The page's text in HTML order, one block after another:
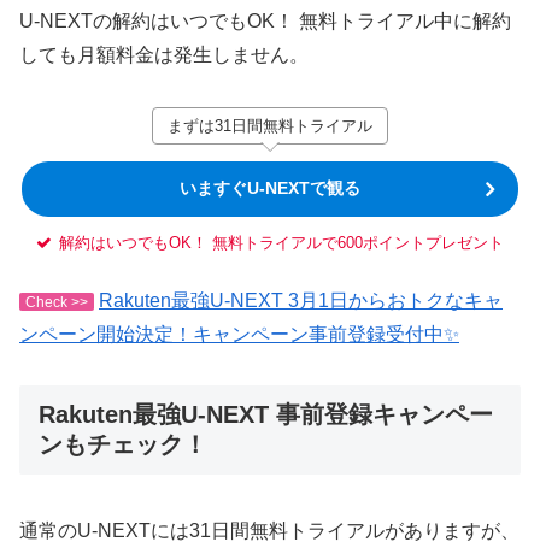
U-NEXTの解約はいつでもOK！ 無料トライアル中に解約
しても月額料金は発生しません。
まずは31日間無料トライアル
いますぐU-NEXTで観る
解約はいつでもOK！ 無料トライアルで600ポイントプレゼント
Check >>
Rakuten最強U-NEXT 3月1日からおトクなキャ
ンペーン開始決定！キャンペーン事前登録受付中✨
Rakuten最強U-NEXT 事前登録キャンペー
ンもチェック！
通常のU-NEXTには31日間無料トライアルがありますが、